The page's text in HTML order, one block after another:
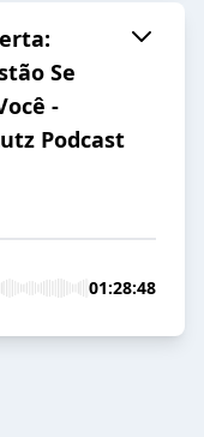
Se
-
Podcast
01:28:48